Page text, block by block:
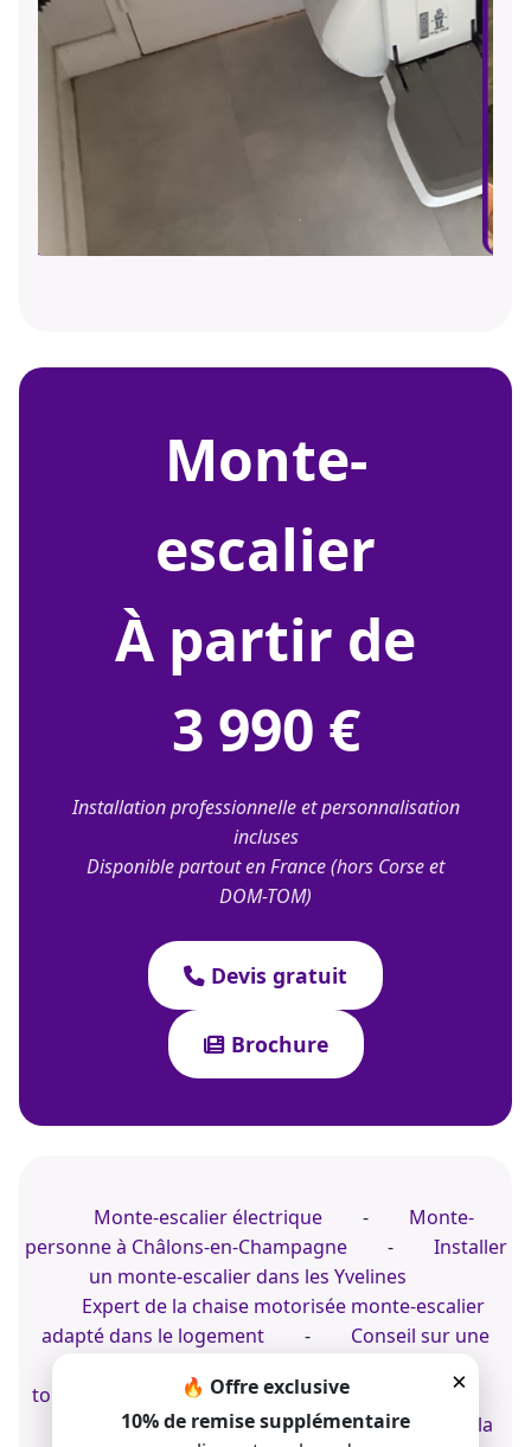
monte-
escalier
À partir de
3 990 €
Installation professionnelle et personnalisation
incluses
Disponible partout en France (hors Corse et
DOM-TOM)
Devis gratuit
Brochure
×
🔥 Offre exclusive
10% de remise supplémentaire
Monte-escalier électrique -
Monte-
personne à Châlons-en-Champagne
-
Installer
un monte-escalier dans les Yvelines
Expert de la chaise motorisée monte-escalier
adapté dans le logement
-
Conseil sur une
tournant
Monte-personne dans le Tarn
Monte-personne à Nanterre
-
Pro de la